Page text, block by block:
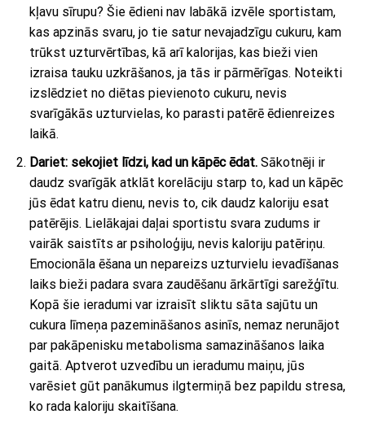
kļavu sīrupu? Šie ēdieni nav labākā izvēle sportistam,
kas apzinās svaru, jo tie satur nevajadzīgu cukuru, kam
trūkst uzturvērtības, kā arī kalorijas, kas bieži vien
izraisa tauku uzkrāšanos, ja tās ir pārmērīgas. Noteikti
izslēdziet no diētas pievienoto cukuru, nevis
svarīgākās uzturvielas, ko parasti patērē ēdienreizes
laikā.
Dariet: sekojiet līdzi, kad un kāpēc ēdat.Sākotnēji ir
daudz svarīgāk atklāt korelāciju starp to, kad un kāpēc
jūs ēdat katru dienu, nevis to, cik daudz kaloriju esat
patērējis. Lielākajai daļai sportistu svara zudums ir
vairāk saistīts ar psiholoģiju, nevis kaloriju patēriņu.
Emocionāla ēšana un nepareizs uzturvielu ievadīšanas
laiks bieži padara svara zaudēšanu ārkārtīgi sarežģītu.
Kopā šie ieradumi var izraisīt sliktu sāta sajūtu un
cukura līmeņa pazemināšanos asinīs, nemaz nerunājot
par pakāpenisku metabolisma samazināšanos laika
gaitā. Aptverot uzvedību un ieradumu maiņu, jūs
varēsiet gūt panākumus ilgtermiņā bez papildu stresa,
ko rada kaloriju skaitīšana.